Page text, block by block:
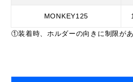
MONKEY125
①装着時、ホルダーの向きに制限があ